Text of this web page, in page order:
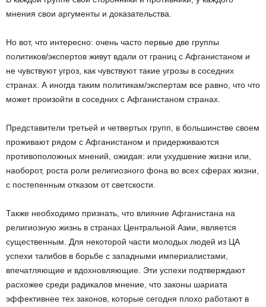
мнения свои аргументы и доказательства.
Но вот, что интересно: очень часто первые две группы
политиков/экспертов живут вдали от границ с Афганистаном и
не чувствуют угроз, как чувствуют такие угрозы в соседних
странах. А иногда таким политикам/экспертам все равно, что что
может произойти в соседних с Афганистаном странах.
Представители третьей и четвертых групп, в большинстве своем
проживают рядом с Афганистаном и придерживаются
противоположных мнений, ожидая: или ухудшение жизни или,
наоборот, роста роли религиозного фона во всех сферах жизни,
с постепенным отказом от светскости.
Также необходимо признать, что влияние Афганистана на
религиозную жизнь в странах Центральной Азии, является
существенным. Для некоторой части молодых людей из ЦА
успехи талибов в борьбе с западными империалистами,
впечатляющие и вдохновляющие. Эти успехи подтверждают
расхожее среди радикалов мнение, что законы шариата
эффективнее тех законов, которые сегодня плохо работают в